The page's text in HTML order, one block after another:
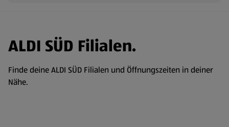
ALDI SÜD Filialen.
Finde deine ALDI SÜD Filialen und Öffnungszeiten in deiner
Nähe.